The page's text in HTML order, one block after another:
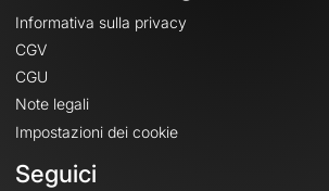
Informativa sulla privacy
CGV
CGU
Note legali
Impostazioni dei cookie
Seguici